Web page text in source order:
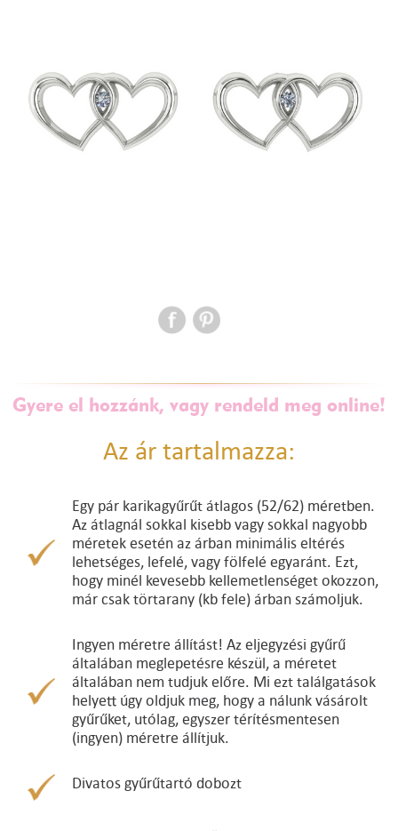
Gyere el hozzánk, vagy rendeld meg online!
Az ár tartalmazza:
Egy pár karikagyűrűt átlagos (52/62) méretben.
Az átlagnál sokkal kisebb vagy sokkal nagyobb
méretek esetén az árban minimális eltérés
lehetséges, lefelé, vagy fölfelé egyaránt. Ezt,
hogy minél kevesebb kellemetlenséget okozzon,
már csak törtarany (kb fele) árban számoljuk.
Ingyen méretre állítást! Az eljegyzési gyűrű
általában meglepetésre készül, a méretet
általában nem tudjuk előre. Mi ezt találgatások
helyett úgy oldjuk meg, hogy a nálunk vásárolt
gyűrűket, utólag, egyszer térítésmentesen
(ingyen) méretre állítjuk.
Divatos gyűrűtartó dobozt